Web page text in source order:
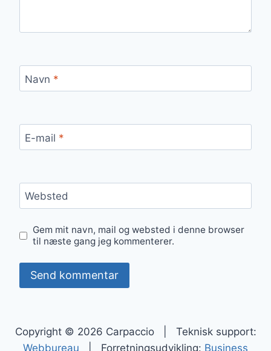
Navn *
E-mail *
Websted
Gem mit navn, mail og websted i denne browser
til næste gang jeg kommenterer.
Copyright © 2026 Carpaccio | Teknisk support:
Webbureau | Forretningsudvikling: Business